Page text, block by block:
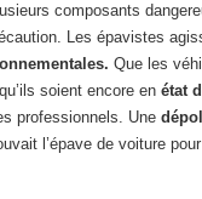
composants
Les épavistes
Que les
soient encore en état
professionnels. Une
l’épave de voiture